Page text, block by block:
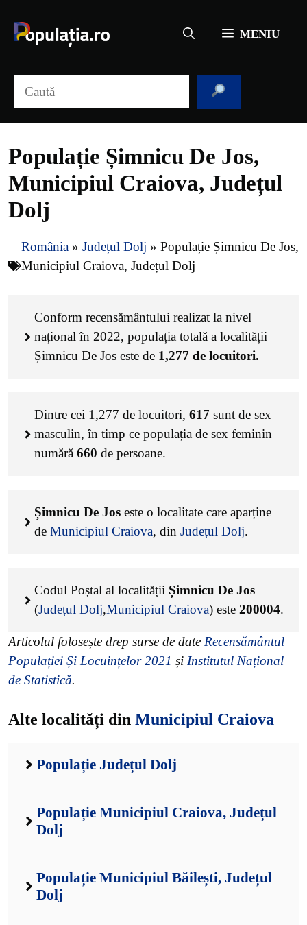
conținut
MENIU
Populație Șimnicu De Jos,
Municipiul Craiova, Județul
Dolj
România » Județul Dolj » Populație Șimnicu De Jos,
Municipiul Craiova, Județul Dolj
Conform recensământului realizat la nivel
național în 2022, populația totală a localității
Șimnicu De Jos este de 1,277 de locuitori.
Dintre cei 1,277 de locuitori, 617 sunt de sex
masculin, în timp ce populația de sex feminin
numără 660 de persoane.
Șimnicu De Jos este o localitate care aparține
de Municipiul Craiova, din Județul Dolj.
Codul Poștal al localității Șimnicu De Jos
(Județul Dolj,Municipiul Craiova) este 200004.
Articolul folosește drep surse de date Recensământul
Populației Și Locuințelor 2021 și Institutul Național
de Statistică.
Alte localități din Municipiul Craiova
Populație Județul Dolj
Populație Municipiul Craiova, Județul
Dolj
Populație Municipiul Băilești, Județul
Dolj